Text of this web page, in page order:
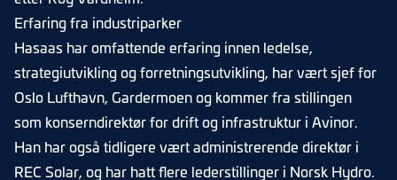
Erfaring fra industriparker
Hasaas har omfattende erfaring innen ledelse,
strategiutvikling og forretningsutvikling, har vært sjef for
Oslo Lufthavn, Gardermoen og kommer fra stillingen
som konserndirektør for drift og infrastruktur i Avinor.
Han har også tidligere vært administrerende direktør i
REC Solar, og har hatt flere lederstillinger i Norsk Hydro.